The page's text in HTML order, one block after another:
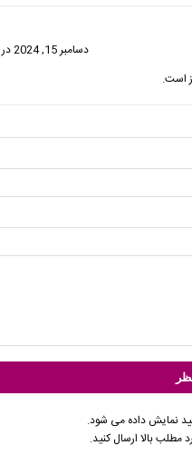
دسامبر 15, 2024 در 2:15 ب.ظ
است.
نمایش داده می شود.
مطلب بالا ارسال کنید.